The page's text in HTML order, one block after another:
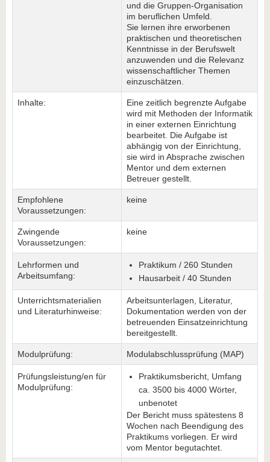
und die Gruppen-Organisation
im beruflichen Umfeld.
Sie lernen ihre erworbenen
praktischen und theoretischen
Kenntnisse in der Berufswelt
anzuwenden und die Relevanz
wissenschaftlicher Themen
einzuschätzen.
Inhalte:
Eine zeitlich begrenzte Aufgabe
wird mit Methoden der Informatik
in einer externen Einrichtung
bearbeitet. Die Aufgabe ist
abhängig von der Einrichtung,
sie wird in Absprache zwischen
Mentor und dem externen
Betreuer gestellt.
Empfohlene
Voraussetzungen:
keine
Zwingende
Voraussetzungen:
keine
Lehrformen und
Arbeitsumfang:
Praktikum / 260 Stunden
Hausarbeit / 40 Stunden
Unterrichtsmaterialien
und Literaturhinweise:
Arbeitsunterlagen, Literatur,
Dokumentation werden von der
betreuenden Einsatzeinrichtung
bereitgestellt.
Modulprüfung: Modulabschlussprüfung (MAP)
Prüfungsleistung/en für
Modulprüfung:
Praktikumsbericht, Umfang
ca. 3500 bis 4000 Wörter,
unbenotet
Der Bericht muss spätestens 8
Wochen nach Beendigung des
Praktikums vorliegen. Er wird
vom Mentor begutachtet.